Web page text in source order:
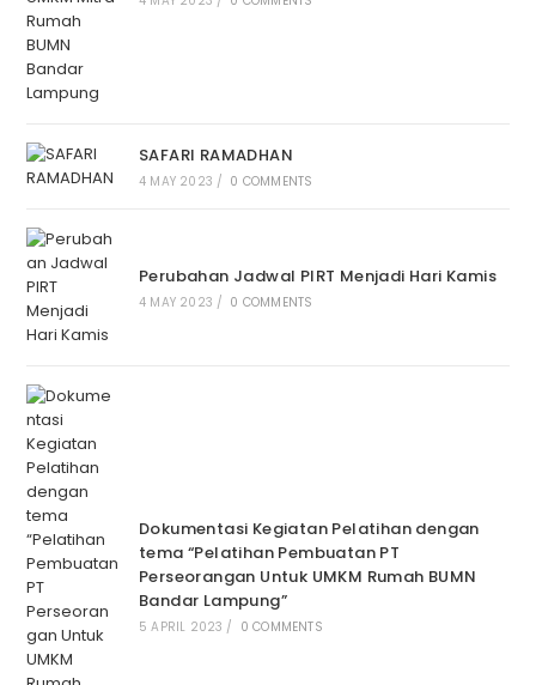
SAFARI RAMADHAN
4 MAY 2023 / 0 COMMENTS
Perubahan Jadwal PIRT Menjadi Hari Kamis
4 MAY 2023 / 0 COMMENTS
Dokumentasi Kegiatan Pelatihan dengan
tema “Pelatihan Pembuatan PT
Perseorangan Untuk UMKM Rumah BUMN
Bandar Lampung”
5 APRIL 2023 / 0 COMMENTS